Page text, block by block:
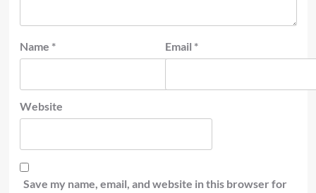
Name * Email *
Website
Save my name, email, and website in this browser for